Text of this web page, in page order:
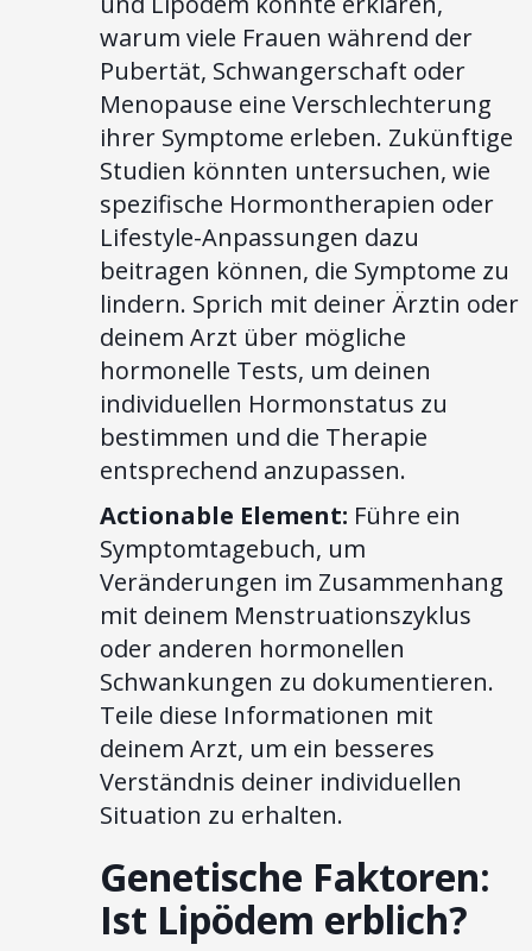
warum viele Frauen während der
Pubertät, Schwangerschaft oder
Menopause eine Verschlechterung
ihrer Symptome erleben. Zukünftige
Studien könnten untersuchen, wie
spezifische Hormontherapien oder
Lifestyle-Anpassungen dazu
beitragen können, die Symptome zu
lindern. Sprich mit deiner Ärztin oder
deinem Arzt über mögliche
hormonelle Tests, um deinen
individuellen Hormonstatus zu
bestimmen und die Therapie
entsprechend anzupassen.
Actionable Element: Führe ein
Symptomtagebuch, um
Veränderungen im Zusammenhang
mit deinem Menstruationszyklus
oder anderen hormonellen
Schwankungen zu dokumentieren.
Teile diese Informationen mit
deinem Arzt, um ein besseres
Verständnis deiner individuellen
Situation zu erhalten.
Genetische Faktoren:
Ist Lipödem erblich?